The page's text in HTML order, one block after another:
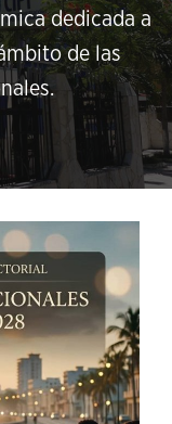
dedicada a
de las